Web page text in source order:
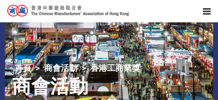
首頁 商會活動 香港工商業獎
商會活動